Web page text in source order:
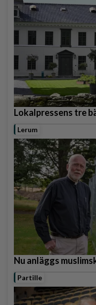
Lokalpressens tre
Lerum
Nu anläggs
Partille